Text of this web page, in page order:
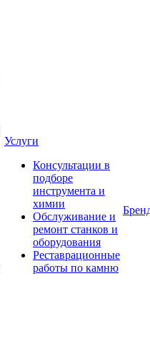
Услуги
Консультации в
подборе
инструмента и
химии
Обслуживание и
ремонт станков и
оборудования
Реставрационные
работы по камню